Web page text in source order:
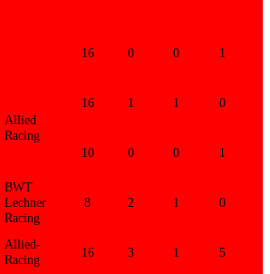
16 0 0 1
Allied
Racing
16 1 1 0
10 0 0 1
BWT
Lechner
Racing
8 2 1 0
Allied-
Racing
16 3 1 5